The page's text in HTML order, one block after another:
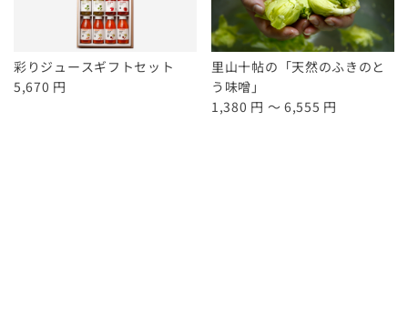
彩りジュースギフトセット
5,670 円
里山十帖の「天然のふきのと
う味噌」
1,380 円 ～ 6,555 円